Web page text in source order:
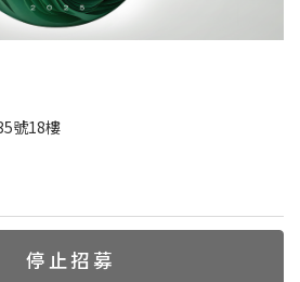
號18樓
停止招募